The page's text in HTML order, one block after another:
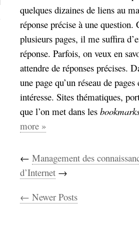
quelques dizaines de liens au
réponse précise à une question.
plusieurs pages, il me suffira
réponse. Parfois, on veux en
attendre de réponses précises.
une page qu’un réseau de
intéresse. Sites thématiques,
que l’on met dans les
more »
← Management des
d’Internet →
← Newer Posts